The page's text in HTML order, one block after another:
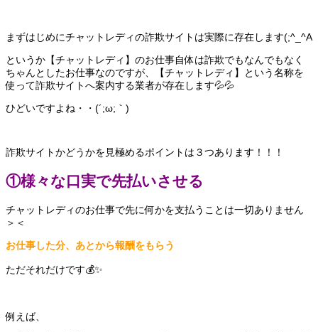
まずはじめにチャットレディの詐欺サイトは実際に存在します(;^_^A
というか【チャットレディ】のお仕事自体は詐欺でもなんでもなく
ちゃんとしたお仕事なのですが、【チャットレディ】という名称を
使って詐欺サイトへ案内する業者が存在します💦💦
ひどいですよね・・(´;ω;｀)
詐欺サイトかどうかを見極めるポイントは３つあります！！！
①様々な口実で先払いさせる
チャットレディのお仕事で先に何かを支払うことは一切ありません
＞＜
お仕事した分、あとから報酬をもらう
ただそれだけです💰✨
例えば、